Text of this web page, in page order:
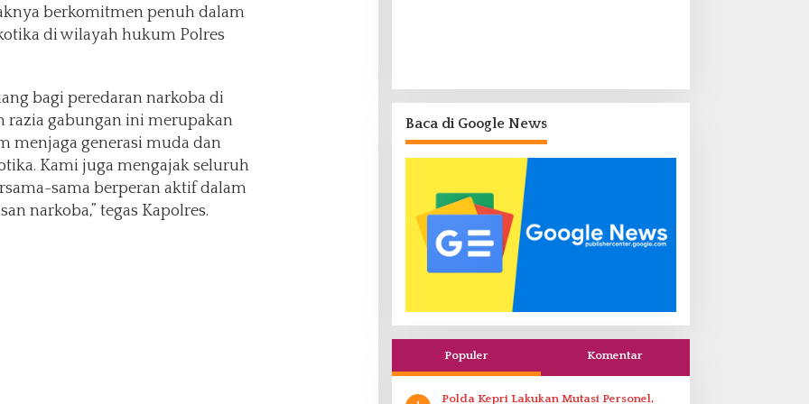
berkomitmen penuh dalam
di wilayah hukum Polres
bagi peredaran narkoba di
razia gabungan ini merupakan
menjaga generasi muda dan
Kami juga mengajak seluruh
sama berperan aktif dalam
narkoba,” tegas Kapolres.
Baca di Google News
Populer Komentar
Polda Kepri Lakukan Mutasi Personel,